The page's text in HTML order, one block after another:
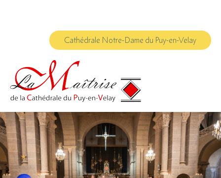
Cathédrale Notre-Dame du Puy-en-Velay